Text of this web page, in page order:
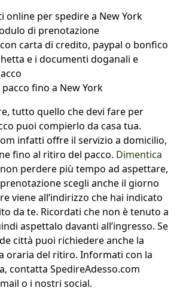
online per spedire a New York
di prenotazione
carta di credito, paypal o bonfico
e i documenti doganali e
fino a New York
tutto quello che devi fare per
puoi compierlo da casa tua.
infatti offre il servizio a domicilio,
fino al ritiro del pacco. Dimentica
perdere più tempo ad aspettare,
scegli anche il giorno
viene all’indirizzo che hai indicato
da te. Ricordati che non è tenuto a
aspettalo davanti all’ingresso. Se
città puoi richiedere anche la
oraria del ritiro. Informati con la
contatta SpedireAdesso.com
o i nostri social.